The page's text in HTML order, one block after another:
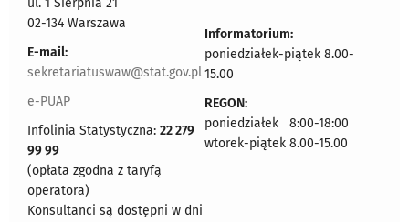
ul. 1 Sierpnia 21
02-134 Warszawa
E-mail:
sekretariatuswaw@stat.gov.pl
e-PUAP
Infolinia Statystyczna: 22 279
99 99
(opłata zgodna z taryfą
operatora)
Konsultanci są dostępni w dni
Informatorium:
poniedziałek-piątek 8.00-
15.00
REGON:
poniedziałek 8:00-18:00
wtorek-piątek 8.00-15.00